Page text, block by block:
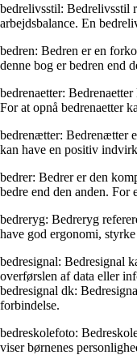
bedrelivsstil: Bedrelivsstil
arbejdsbalance. En
bedren: Bedren er en
denne bog er bedren end
bedrenaetter:
For at opnå bedrenaetter
bedrenætter: Bedrenætter
kan have en positiv
bedrer: Bedrer er den
bedre end den anden. For
bedreryg: Bedreryg
have god ergonomi,
bedresignal: Bedresignal
overførslen af data eller
bedresignal dk:
forbindelse.
bedreskolefoto:
viser børnenes